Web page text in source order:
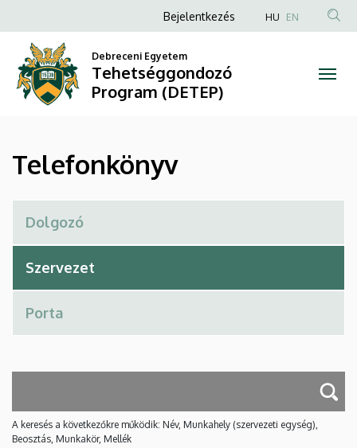
Telefonkönyv
Tehetséggondozó
Program
(DETEP)
a
tartalomra
Anonim
fiók
menüje
Bejelentkezés HU EN
Debreceni Egyetem
Tehetséggondozó
Program (DETEP)
Telefonkönyv
A keresés a következőkre működik: Név, Munkahely (szervezeti egység),
Beosztás, Munkakör, Mellék